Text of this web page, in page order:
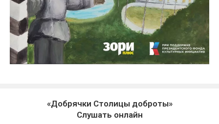
«Добрячки Столицы доброты»
Слушать онлайн